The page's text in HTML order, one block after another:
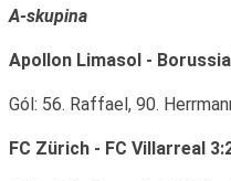
A-skupina
Apollon Limasol -
Gól: 56. Raffael, 90.
FC Zürich - FC Villarreal